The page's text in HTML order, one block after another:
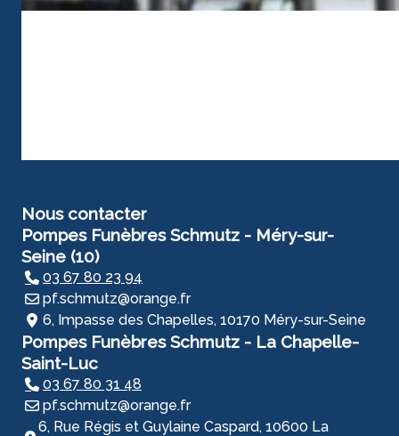
Nous contacter
Pompes Funèbres Schmutz - Méry-sur-
Seine (10)
03 67 80 23 94
pf.schmutz@orange.fr
6, Impasse des Chapelles, 10170 Méry-sur-Seine
Pompes Funèbres Schmutz - La Chapelle-
Saint-Luc
03 67 80 31 48
pf.schmutz@orange.fr
6, Rue Régis et Guylaine Caspard, 10600 La